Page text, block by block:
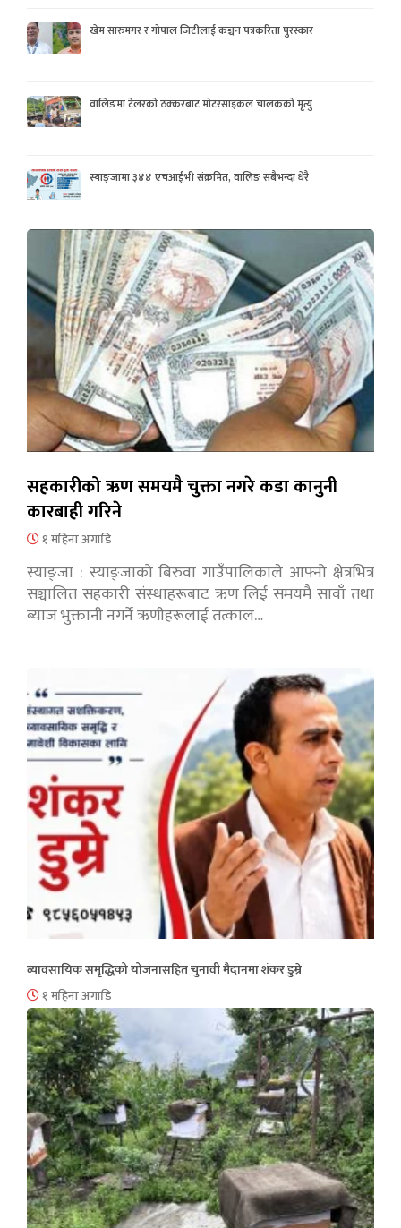
खेम सारुमगर र गोपाल जिटीलाई कञ्चन पत्रकरिता पुरस्कार
वालिङमा टेलरको ठक्करबाट मोटरसाइकल चालकको मृत्यु
स्याङ्जामा ३४४ एचआईभी संक्रमित, वालिङ सबैभन्दा धेरै
सहकारीको ऋण समयमै चुक्ता नगरे कडा कानुनी
कारबाही गरिने
१ महिना अगाडि
स्याङ्जा : स्याङ्जाको बिरुवा गाउँपालिकाले आफ्नो क्षेत्रभित्र
सञ्चालित सहकारी संस्थाहरूबाट ऋण लिई समयमै सावाँ तथा
ब्याज भुक्तानी नगर्ने ऋणीहरूलाई तत्काल…
व्यावसायिक समृद्धिको योजनासहित चुनावी मैदानमा शंकर डुम्रे
१ महिना अगाडि